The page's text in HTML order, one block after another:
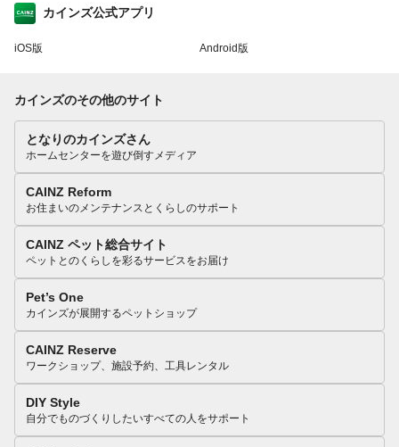
カインズ公式アプリ
iOS版 Android版
カインズのその他のサイト
となりのカインズさん
ホームセンターを遊び倒すメディア
CAINZ Reform
お住まいのメンテナンスとくらしのサポート
CAINZ ペット総合サイト
ペットとのくらしを彩るサービスをお届け
Pet’s One
カインズが展開するペットショップ
CAINZ Reserve
ワークショップ、施設予約、工具レンタル
DIY Style
自分でものづくりしたいすべての人をサポート